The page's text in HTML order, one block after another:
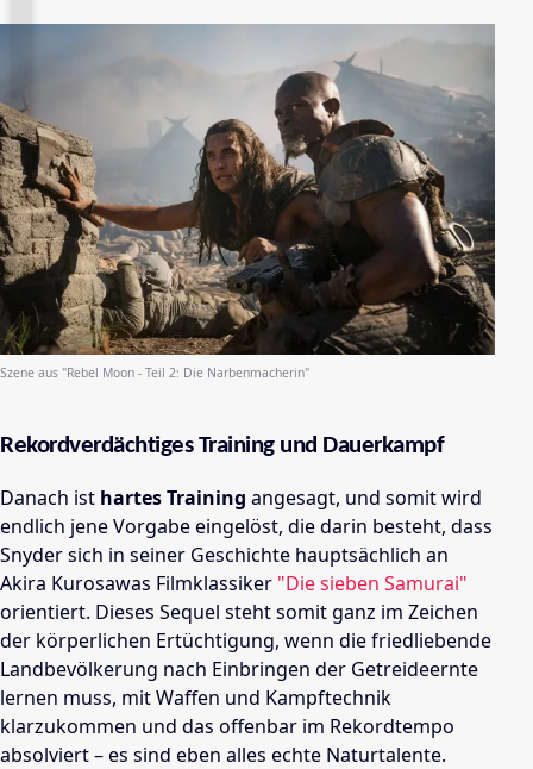
Szene aus "Rebel Moon - Teil 2: Die Narbenmacherin"
Rekordverdächtiges Training und Dauerkampf
Danach ist hartes Training angesagt, und somit wird
endlich jene Vorgabe eingelöst, die darin besteht, dass
Snyder sich in seiner Geschichte hauptsächlich an
Akira Kurosawas Filmklassiker "Die sieben Samurai"
orientiert. Dieses Sequel steht somit ganz im Zeichen
der körperlichen Ertüchtigung, wenn die friedliebende
Landbevölkerung nach Einbringen der Getreideernte
lernen muss, mit Waffen und Kampftechnik
klarzukommen und das offenbar im Rekordtempo
absolviert – es sind eben alles echte Naturtalente.